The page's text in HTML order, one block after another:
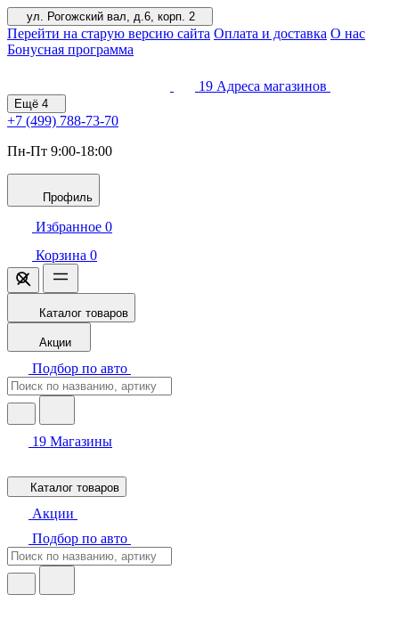
ул. Рогожский вал, д.6, корп. 2
Перейти на старую версию сайта Оплата и доставка О нас
Бонусная программа
19 Адреса магазинов
Ещё 4
+7 (499) 788-73-70
Пн-Пт 9:00-18:00
Профиль
Избранное 0
Корзина 0
Каталог товаров
Акции
Подбор по авто
19 Магазины
Каталог товаров
Акции
Подбор по авто